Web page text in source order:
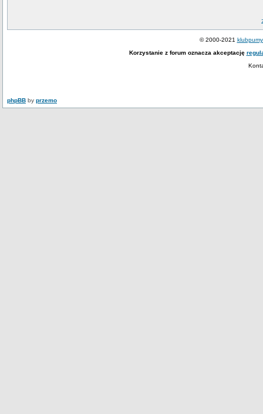
© 2000-2021
Korzystanie z forum oznacza akceptację
phpBB by przemo